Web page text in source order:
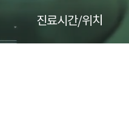
진료시간/위치